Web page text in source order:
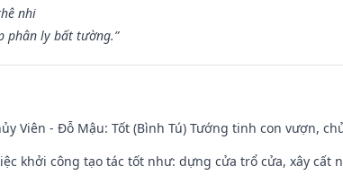
nhi
phân ly bất tường.”
Viên - Đỗ Mậu: Tốt (Bình Tú) Tướng tinh con vượn,
khởi công tạo tác tốt như: dựng cửa trổ cửa, xây